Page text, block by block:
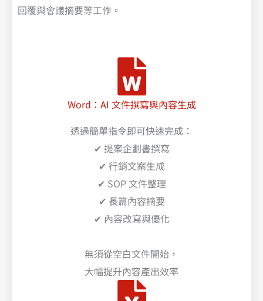
回覆與會議摘要等工作。
Word：AI 文件撰寫與內容生成
透過簡單指令即可快速完成：
✔ 提案企劃書撰寫
✔ 行銷文案生成
✔ SOP 文件整理
✔ 長篇內容摘要
✔ 內容改寫與優化
無須從空白文件開始，
大幅提升內容產出效率